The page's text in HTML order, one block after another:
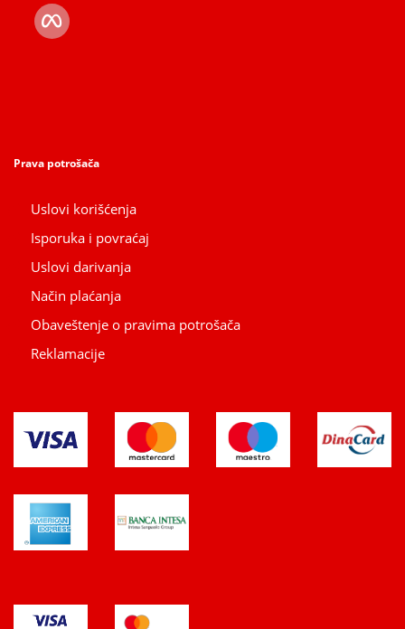
Prava potrošača
Uslovi korišćenja
Isporuka i povraćaj
Uslovi darivanja
Način plaćanja
Obaveštenje o pravima potrošača
Reklamacije